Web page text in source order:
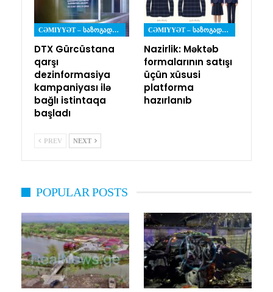
CƏMIYYƏT – ᲡᲐᲖᲝᲒᲐᲓᲝᲔᲑᲐ
DTX Gürcüstana
qarşı
dezinformasiya
kampaniyası ilə
bağlı istintaqa
başladı
CƏMIYYƏT – ᲡᲐᲖᲝᲒᲐᲓᲝᲔᲑᲐ
Nazirlik: Məktəb
formalarının satışı
üçün xüsusi
platforma
hazırlanıb
PREV NEXT
POPULAR POSTS